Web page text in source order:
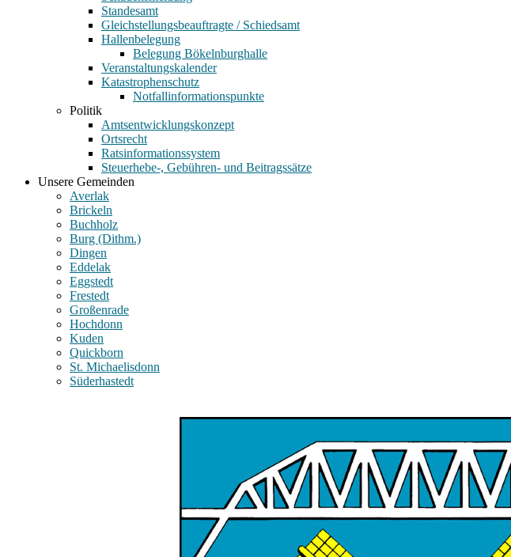
Standesamt
Gleichstellungsbeauftragte / Schiedsamt
Hallenbelegung
Belegung Bökelnburghalle
Veranstaltungskalender
Katastrophenschutz
Notfallinformationspunkte
Politik
Amtsentwicklungskonzept
Ortsrecht
Ratsinformationssystem
Steuerhebe-, Gebühren- und Beitragssätze
Unsere Gemeinden
Averlak
Brickeln
Buchholz
Burg (Dithm.)
Dingen
Eddelak
Eggstedt
Frestedt
Großenrade
Hochdonn
Kuden
Quickborn
St. Michaelisdonn
Süderhastedt